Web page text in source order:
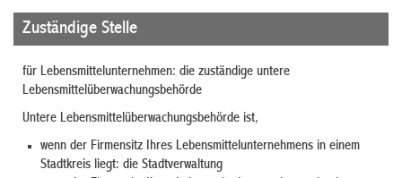
Zuständige Stelle
für Lebensmittelunternehmen: die zuständige untere
Lebensmittelüberwachungsbehörde
Untere Lebensmittelüberwachungsbehörde ist,
wenn der Firmensitz Ihres Lebensmittelunternehmens in einem
Stadtkreis liegt: die Stadtverwaltung